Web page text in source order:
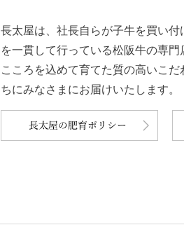
長太屋は、社長自らが子牛を買い
を一貫して行っている松阪牛の専門
こころを込めて育てた質の高いこ
ちにみなさまにお届けいたします。